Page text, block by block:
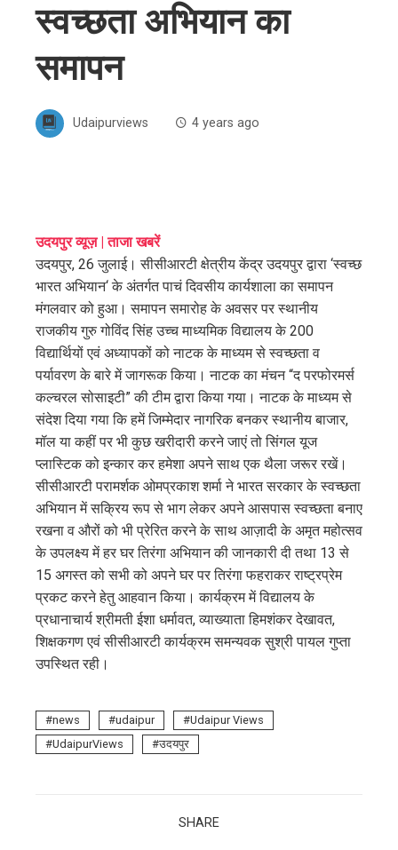
स्वच्छता अभियान का
समापन
Udaipurviews 4 years ago
उदयपुर व्यूज़ | ताजा खबरें
उदयपुर, 26 जुलाई। सीसीआरटी क्षेत्रीय केंद्र उदयपुर द्वारा ‘स्वच्छ
भारत अभियान‘ के अंतर्गत पाचं दिवसीय कार्यशाला का समापन
मंगलवार को हुआ। समापन समारोह के अवसर पर स्थानीय
राजकीय गुरु गोविंद सिंह उच्च माध्यमिक विद्यालय के 200
विद्यार्थियों एवं अध्यापकों को नाटक के माध्यम से स्वच्छता व
पर्यावरण के बारे में जागरूक किया। नाटक का मंचन “द परफोरमर्स
कल्चरल सोसाइटी” की टीम द्वारा किया गया। नाटक के माध्यम से
संदेश दिया गया कि हमें जिम्मेदार नागरिक बनकर स्थानीय बाजार,
मॉल या कहीं पर भी कुछ खरीदारी करने जाएं तो सिंगल यूज
प्लास्टिक को इन्कार कर हमेशा अपने साथ एक थैला जरूर रखें।
सीसीआरटी परामर्शक ओमप्रकाश शर्मा ने भारत सरकार के स्वच्छता
अभियान में सक्रिय रूप से भाग लेकर अपने आसपास स्वच्छता बनाए
रखना व औरों को भी प्रेरित करने के साथ आज़ादी के अमृत महोत्सव
के उपलक्ष्य में हर घर तिरंगा अभियान की जानकारी दी तथा 13 से
15 अगस्त को सभी को अपने घर पर तिरंगा फहराकर राष्ट्रप्रेम
प्रकट करने हेतु आहवान किया। कार्यक्रम में विद्यालय के
प्रधानाचार्य श्रीमती ईशा धर्मावत, व्याख्याता हिमशंकर देखावत,
शिक्षकगण एवं सीसीआरटी कार्यक्रम समन्यवक सुश्री पायल गुप्ता
उपस्थित रही।
news udaipur
Udaipur Views
UdaipurViews
उदयपुर
SHARE